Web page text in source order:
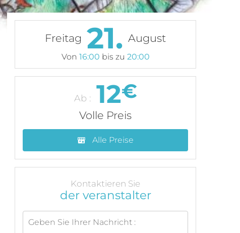
Freitag 21. August
Von 16:00 bis zu 20:00
Ab : 12€
Volle Preis
Alle Preise
Kontaktieren Sie
der veranstalter